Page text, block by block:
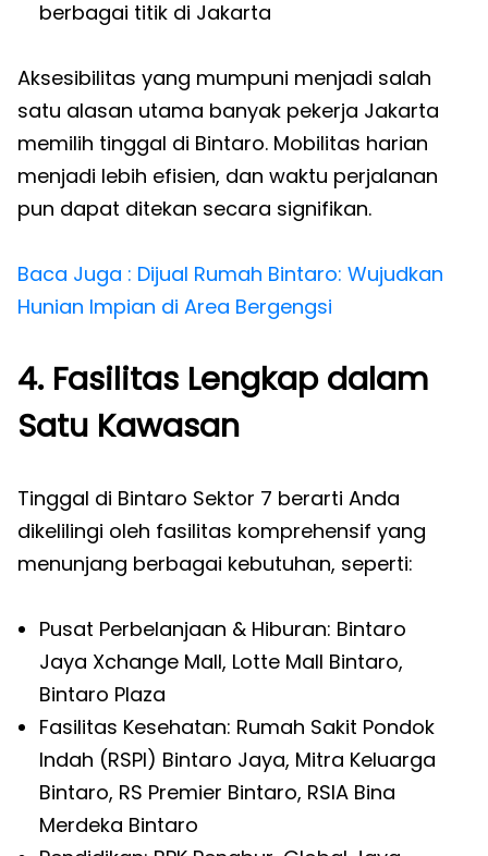
berbagai titik di Jakarta
Aksesibilitas yang mumpuni menjadi salah
satu alasan utama banyak pekerja Jakarta
memilih tinggal di Bintaro. Mobilitas harian
menjadi lebih efisien, dan waktu perjalanan
pun dapat ditekan secara signifikan.
Baca Juga : Dijual Rumah Bintaro: Wujudkan
Hunian Impian di Area Bergengsi
4. Fasilitas Lengkap dalam
Satu Kawasan
Tinggal di Bintaro Sektor 7 berarti Anda
dikelilingi oleh fasilitas komprehensif yang
menunjang berbagai kebutuhan, seperti:
Pusat Perbelanjaan & Hiburan: Bintaro
Jaya Xchange Mall, Lotte Mall Bintaro,
Bintaro Plaza
Fasilitas Kesehatan: Rumah Sakit Pondok
Indah (RSPI) Bintaro Jaya, Mitra Keluarga
Bintaro, RS Premier Bintaro, RSIA Bina
Merdeka Bintaro